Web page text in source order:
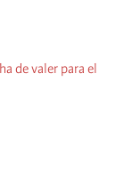
de valer para el